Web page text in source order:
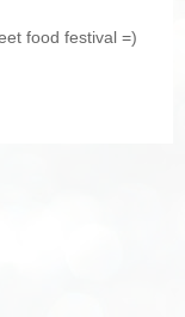
food festival =)